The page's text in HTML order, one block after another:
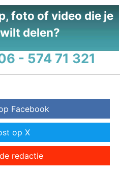
foto of video die je
delen?
- 574 71 321
Facebook
op X
redactie